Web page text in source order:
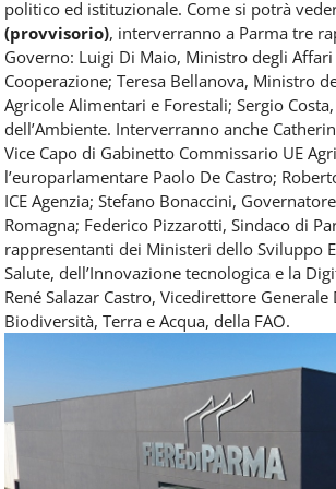
politico ed istituzionale. Come si potrà
(provvisorio), interverranno a Parma tre
Governo: Luigi Di Maio, Ministro degli Affari
Cooperazione; Teresa Bellanova, Ministro
Agricole Alimentari e Forestali; Sergio
dell’Ambiente. Interverranno anche
Vice Capo di Gabinetto Commissario UE
l’europarlamentare Paolo De Castro;
ICE Agenzia; Stefano Bonaccini,
Romagna; Federico Pizzarotti, Sindaco di
rappresentanti dei Ministeri dello Sviluppo
Salute, dell’Innovazione tecnologica e la
René Salazar Castro, Vicedirettore
Biodiversità, Terra e Acqua, della FAO.